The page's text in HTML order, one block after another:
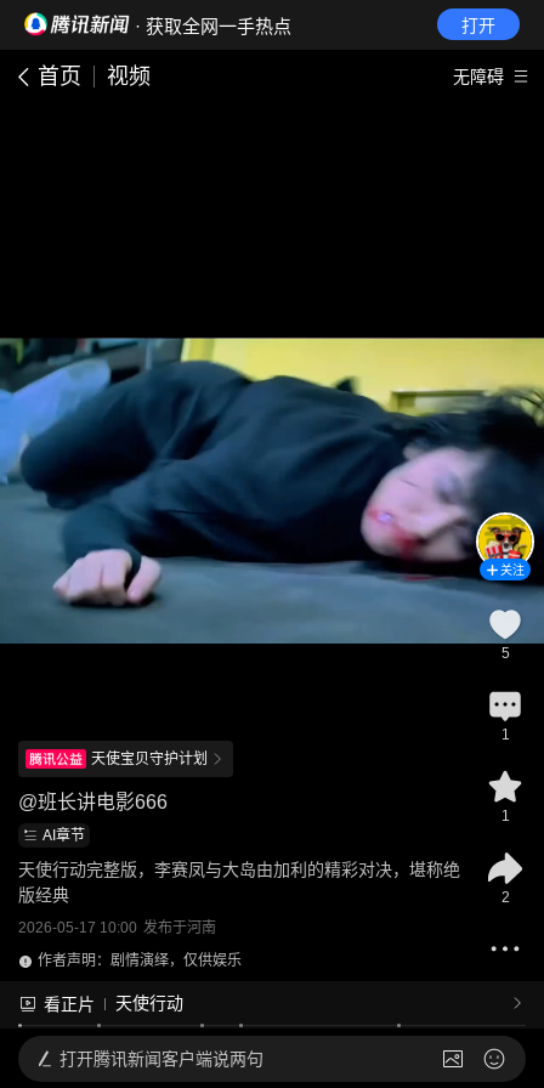
· 获取全网一手热点 打开
首页 视频 无障碍
天使宝贝守护计划
@班长讲电影666
AI章节
天使行动完整版，李赛凤与大岛由加利的精彩对决，堪称绝
版经典
2026-05-17 10:00 发布于河南
作者声明：剧情演绎，仅供娱乐
看正片 天使行动
关注
5
1
1
2
打开腾讯新闻客户端说两句